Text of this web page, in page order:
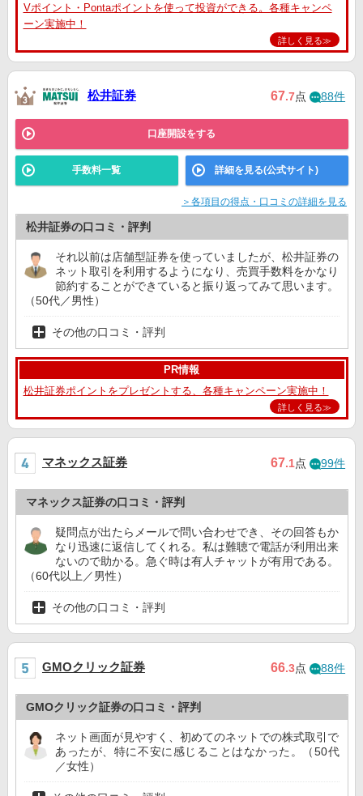
Vポイント・Pontaポイントを使って投資ができる。各種キャンペ
ーン実施中！
詳しく見る≫
松井証券 67.7点 88件
口座開設をする
手数料一覧 詳細を見る(公式サイト)
＞各項目の得点・口コミの詳細を見る
松井証券の口コミ・評判
それ以前は店舗型証券を使っていましたが、松井証券の
ネット取引を利用するようになり、売買手数料をかなり
節約することができていると振り返ってみて思います。
（50代／男性）
その他の口コミ・評判
PR情報
松井証券ポイントをプレゼントする、各種キャンペーン実施中！
詳しく見る≫
マネックス証券 67.1点 99件
マネックス証券の口コミ・評判
疑問点が出たらメールで問い合わせでき、その回答もか
なり迅速に返信してくれる。私は難聴で電話が利用出来
ないので助かる。急ぐ時は有人チャットが有用である。
（60代以上／男性）
その他の口コミ・評判
GMOクリック証券 66.3点 88件
GMOクリック証券の口コミ・評判
ネット画面が見やすく、初めてのネットでの株式取引で
あったが、特に不安に感じることはなかった。（50代
／女性）